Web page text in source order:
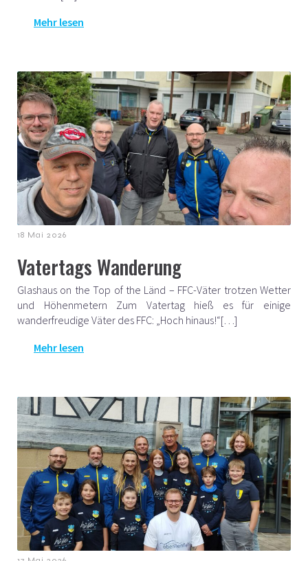
Mehr lesen
18 Mai 2026
Vatertags Wanderung
Glashaus on the Top of the Länd – FFC-Väter trotzen Wetter
und Höhenmetern Zum Vatertag hieß es für einige
wanderfreudige Väter des FFC: „Hoch hinaus!“[…]
Mehr lesen